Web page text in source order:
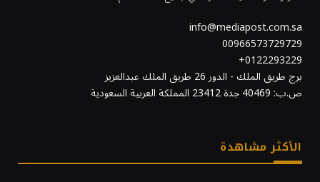
info@mediapost.com.sa
00966573729729
0122293229+
برج طريق الملك - الدور 26 طريق الملك عبدالعزيز
ص.ب: 40469 جدة 23412 المملكة العربية السعودية
الأكثر مشاهدة